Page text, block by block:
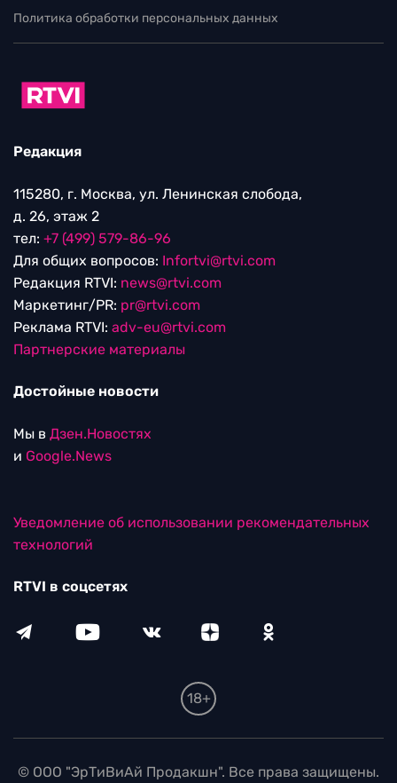
Политика обработки персональных данных
Редакция
115280, г. Москва, ул. Ленинская слобода,
д. 26, этаж 2
тел: +7 (499) 579-86-96
Для общих вопросов: Infortvi@rtvi.com
Редакция RTVI: news@rtvi.com
Маркетинг/PR: pr@rtvi.com
Реклама RTVI: adv-eu@rtvi.com
Партнерские материалы
Достойные новости
Мы в Дзен.Новостях
и Google.News
Уведомление об использовании рекомендательных
технологий
RTVI в соцсетях
18+
© ООО "ЭрТиВиАй Продакшн". Все права защищены.